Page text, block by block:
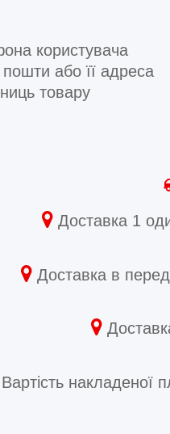
користувача
або її адреса
товару
Доставка 1
Доставка в
накладеної